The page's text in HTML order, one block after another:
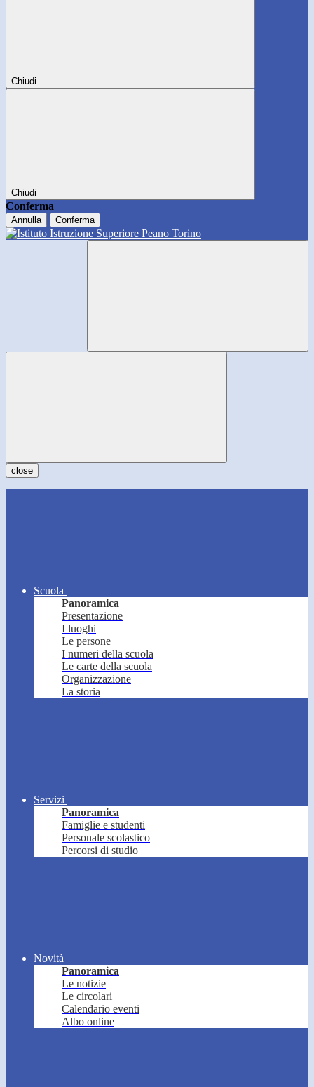
Chiudi
Chiudi
Conferma
Annulla Conferma
close
Scuola
Panoramica
Presentazione
I luoghi
Le persone
I numeri della scuola
Le carte della scuola
Organizzazione
La storia
Servizi
Panoramica
Famiglie e studenti
Personale scolastico
Percorsi di studio
Novità
Panoramica
Le notizie
Le circolari
Calendario eventi
Albo online